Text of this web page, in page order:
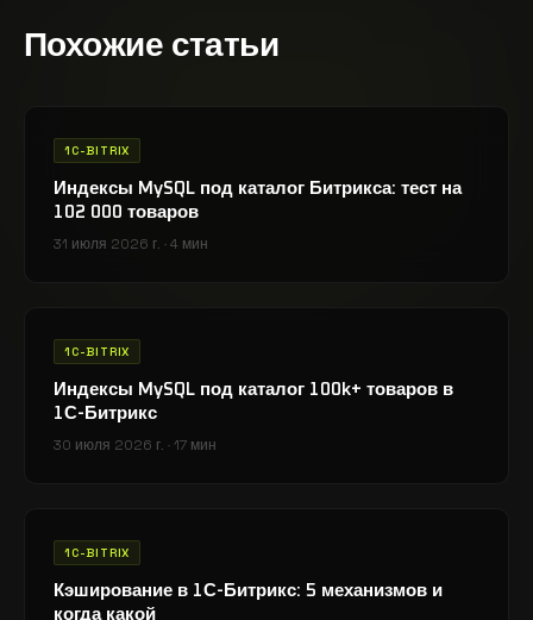
Похожие статьи
1C-BITRIX
Индексы MySQL под каталог Битрикса: тест на
102 000 товаров
31 июля 2026 г. ·4 мин
1C-BITRIX
Индексы MySQL под каталог 100k+ товаров в
1С-Битрикс
30 июля 2026 г. · 17 мин
1C-BITRIX
Кэширование в 1С-Битрикс: 5 механизмов и
когда какой